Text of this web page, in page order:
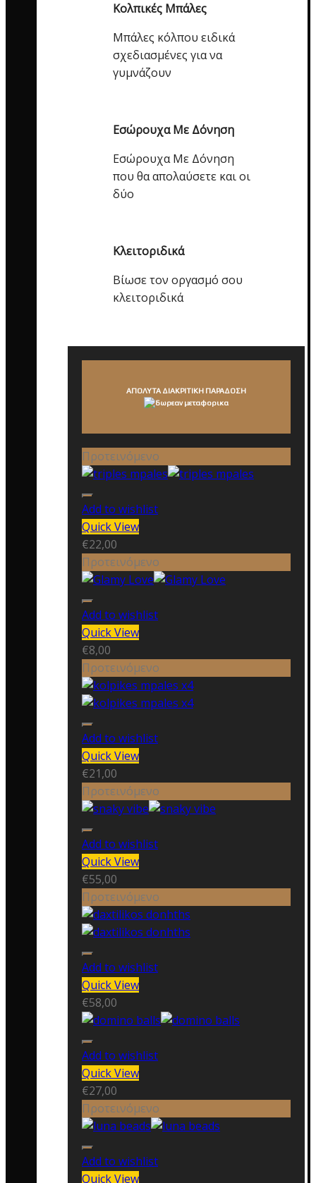
Κολπικές Μπάλες
Μπάλες κόλπου ειδικά
σχεδιασμένες για να
γυμνάζουν
Εσώρουχα Με Δόνηση
Εσώρουχα Με Δόνηση
που θα απολαύσετε και οι
δύο
Κλειτοριδικά
Βίωσε τον οργασμό σου
κλειτοριδικά
ΑΠΟΛΥΤΑ ΔΙΑΚΡΙΤΙΚΗ ΠΑΡΑΔΟΣΗ
Προτεινόμενο
Add to wishlist
Quick View
€22,00
Προτεινόμενο
Add to wishlist
Quick View
€8,00
Προτεινόμενο
Add to wishlist
Quick View
€21,00
Προτεινόμενο
Add to wishlist
Quick View
€55,00
Προτεινόμενο
Add to wishlist
Quick View
€58,00
Add to wishlist
Quick View
€27,00
Προτεινόμενο
Add to wishlist
Quick View